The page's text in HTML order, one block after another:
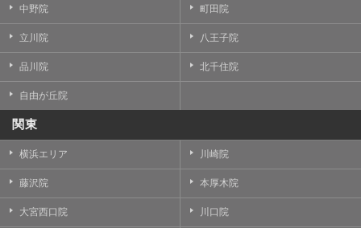
中野院 町田院
立川院 八王子院
品川院 北千住院
自由が丘院
関東
横浜エリア 川崎院
藤沢院 本厚木院
大宮西口院 川口院